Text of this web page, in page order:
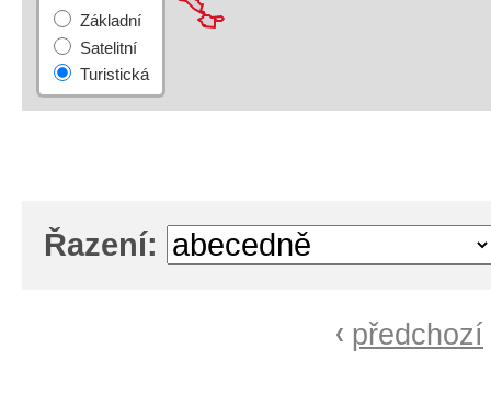
Řazení:
předchozí